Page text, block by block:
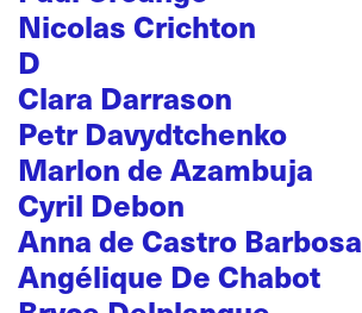
Nicolas Crichton
D
Clara Darrason
Petr Davydtchenko
Marlon de Azambuja
Cyril Debon
Anna de Castro Barbosa
Angélique De Chabot